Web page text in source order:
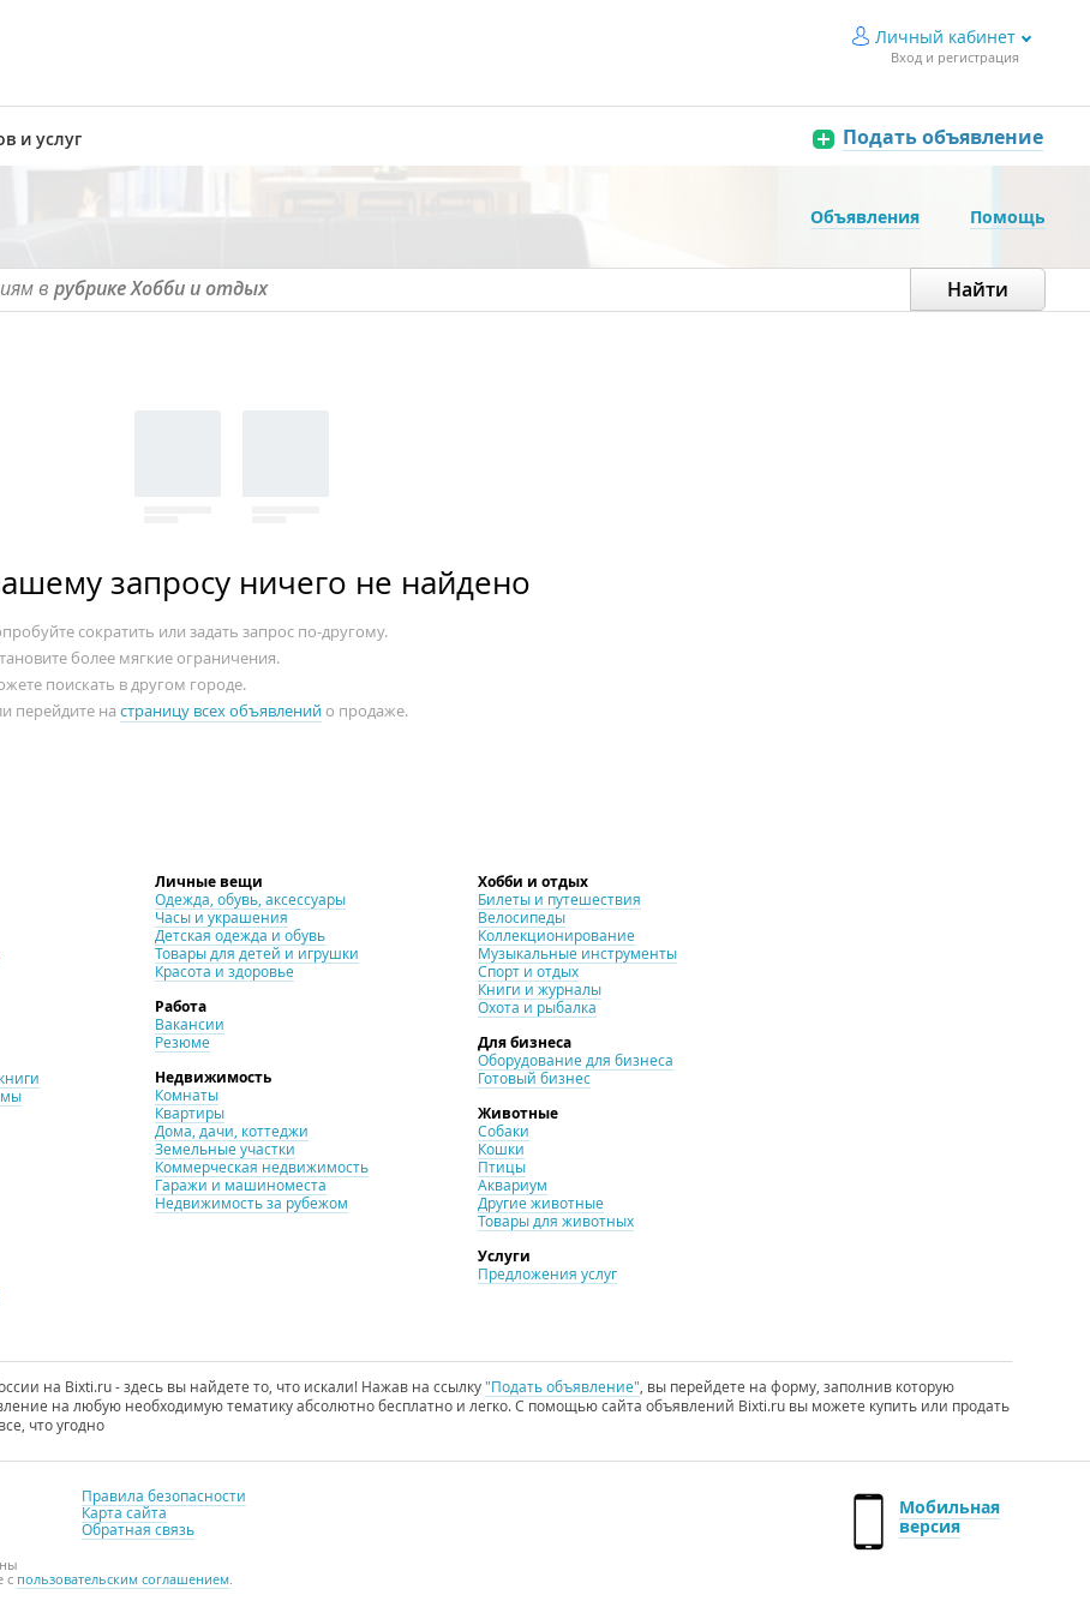
Личный кабинет
Вход и регистрация
и услуг Подать объявление
Объявления Помощь
в рубрике Хобби и отдых
запросу ничего не найдено
сократить или задать запрос по-другому.
более мягкие ограничения.
поискать в другом городе.
перейдите на страницу всех объявленийо продаже.
Личные вещи
Одежда, обувь, аксессуары
Часы и украшения
Детская одежда и обувь
Товары для детей и игрушки
Красота и здоровье
Работа
Вакансии
Резюме
Недвижимость
Комнаты
Квартиры
Дома, дачи, коттеджи
Земельные участки
Коммерческая недвижимость
Гаражи и машиноместа
Недвижимость за рубежом
Хобби и отдых
Билеты и путешествия
Велосипеды
Коллекционирование
Музыкальные инструменты
Спорт и отдых
Книги и журналы
Охота и рыбалка
Для бизнеса
Оборудование для бизнеса
Готовый бизнес
Животные
Собаки
Кошки
Птицы
Аквариум
Другие животные
Товары для животных
Услуги
Предложения услуг
на Bixti.ru - здесь вы найдете то, что искали! Нажав на ссылку"Подать объявление", вы перейдете на форму, заполнив которую
на любую необходимую тематику абсолютно бесплатно и легко. С помощью сайта объявлений Bixti.ru вы можете купить или продать
что угодно
Правила безопасности
Карта сайта
Обратная связь
Мобильная
версия
с пользовательским соглашением.